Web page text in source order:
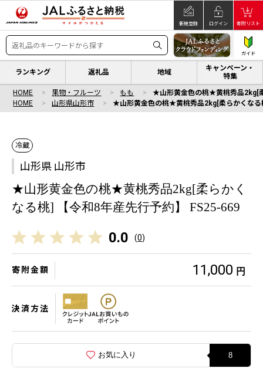
新規登録 ログイン 寄附リスト
ガイド
ランキング 返礼品 地域
キャンペーン・
特集
HOME 果物・フルーツ もも
★山形黄金色の桃★黄桃秀品2kg[
HOME
山形県山形市 ★山形黄金色の桃★黄桃秀品2kg[柔らかくなる
冷蔵
山形県 山形市
★山形黄金色の桃★黄桃秀品2kg[柔らかく
なる桃] 【令和8年産先行予約】 FS25-669
0.0 (0)
寄附金額 11,000 円
決済方法
お気に入り 8